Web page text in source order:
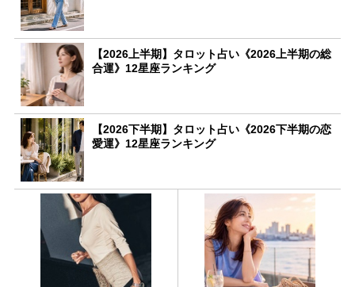
【2026上半期】タロット占い《2026上半期の総
合運》12星座ランキング
【2026下半期】タロット占い《2026下半期の恋
愛運》12星座ランキング